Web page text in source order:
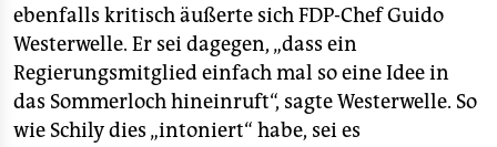
ebenfalls kritisch äußerte sich FDP-Chef Guido
Westerwelle. Er sei dagegen, „dass ein
Regierungsmitglied einfach mal so eine Idee in
das Sommerloch hineinruft“, sagte Westerwelle. So
wie Schily dies „intoniert“ habe, sei es